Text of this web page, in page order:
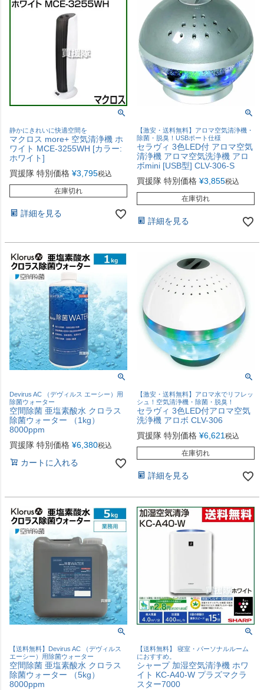
静かにきれいに快適空間を
マクロス more+ 空気清浄機 ホ
ワイト MCE-3255WH [カラー:
ホワイト]
買援隊 特別価格 ¥3,795税込
在庫切れ
詳細を見る
【激安・送料無料】アロマ空気清浄機・
除菌・脱臭！USBポート仕様
セラヴィ 3色LED付 アロマ空気
清浄機 アロマ空気洗浄機 アロ
ボmini [USB型] CLV-306-S
買援隊 特別価格 ¥3,855税込
在庫切れ
詳細を見る
Devirus AC （デヴィルス エーシー）用
除菌ウォーター
空間除菌 亜塩素酸水 クロラス
除菌ウォーター （1kg）
8000ppm
買援隊 特別価格 ¥6,380税込
カートに入れる
【激安・送料無料】アロマ水でリフレッ
シュ！空気清浄機・除菌・脱臭！
セラヴィ 3色LED付アロマ空気
洗浄機 アロボ CLV-306
買援隊 特別価格 ¥6,621 税込
在庫切れ
詳細を見る
【送料無料】Devirus AC （デヴィルス
エーシー）用除菌ウォーター
空間除菌 亜塩素酸水 クロラス
除菌ウォーター （5kg）
8000ppm
【送料無料】 寝室・パーソナルルーム
におすすめ。
シャープ 加湿空気清浄機 ホワ
イト KC-A40-W プラズマクラ
スター7000